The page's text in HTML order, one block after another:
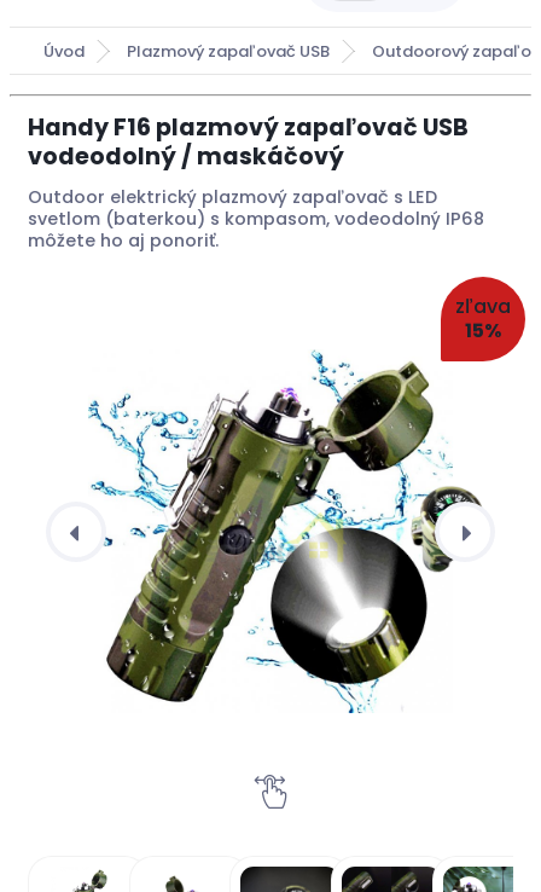
Úvod Plazmový zapaľovač USB Outdoorový
Handy F16 plazmový zapaľovač USB
vodeodolný / maskáčový
Outdoor elektrický plazmový zapaľovač s LED
svetlom (baterkou) s kompasom, vodeodolný IP68
môžete ho aj ponoriť.
zľava
15%